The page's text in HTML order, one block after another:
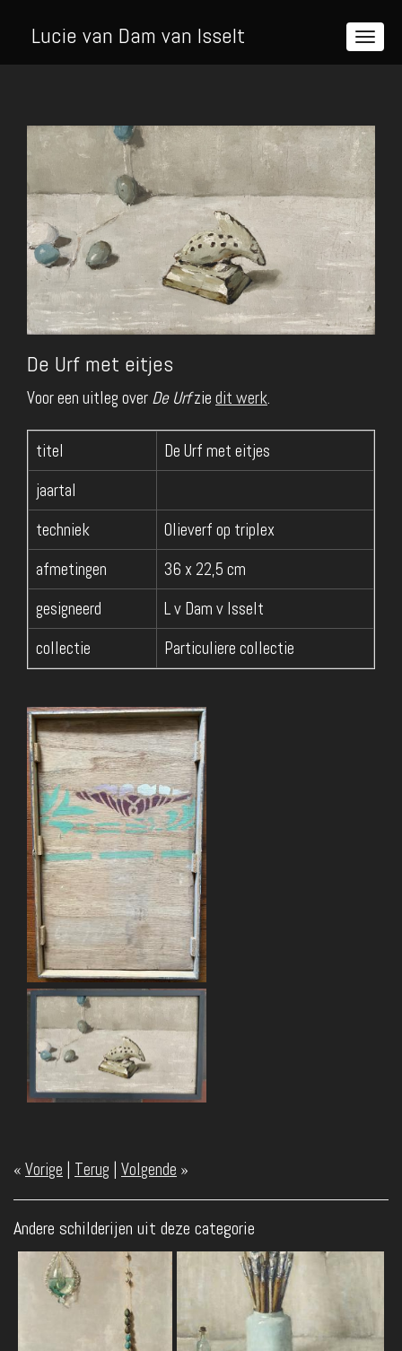
Lucie van Dam van Isselt
De Urf met eitjes
Voor een uitleg over De Urfzie dit werk.
titel
De Urf met eitjes
jaartal
techniek
Olieverf op triplex
afmetingen
36 x 22,5 cm
gesigneerd
L v Dam v Isselt
collectie
Particuliere collectie
« Vorige | Terug | Volgende »
Andere schilderijen uit deze categorie